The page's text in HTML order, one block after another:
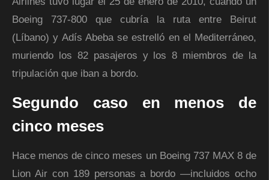
Boeing 737-800 que cubría la ruta entre Beirut
(Líbano) y Adís Abeba se estrelló en el Mediterráneo,
muriendo los 82 pasajeros y los 8 miembros de la
tripulación que iban a bordo.
Segundo caso en menos de
cinco meses
Hace menos de cinco meses un Boeing 737 MAX 8 de
Lion Air con 189 personas a bordo —incluidos ocho